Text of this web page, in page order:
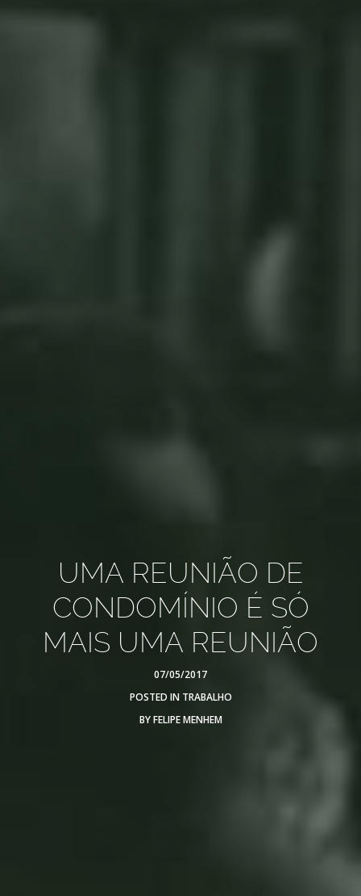
UMA REUNIÃO DE
CONDOMÍNIO É SÓ
MAIS UMA REUNIÃO
07/05/2017
POSTED IN TRABALHO
BYFELIPE MENHEM